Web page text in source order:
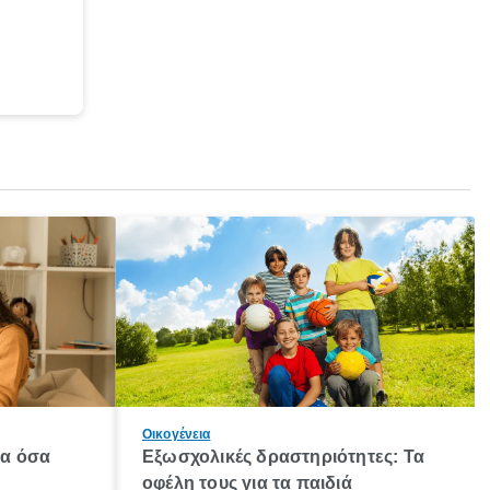
όσα
Οικογένεια
Εξωσχολικές δραστηριότητες: Τα
οφέλη τους για τα παιδιά